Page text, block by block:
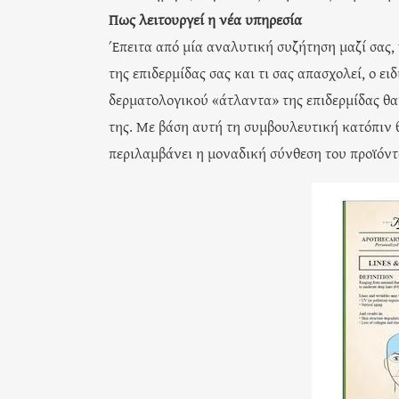
Πως λειτουργεί η νέα υπηρεσία
Έπειτα από μία αναλυτική συζήτηση μαζί σας,
της επιδερμίδας σας και τι σας απασχολεί, ο
δερματολογικού «άτλαντα» της επιδερμίδας
της. Με βάση αυτή τη συμβουλευτική κατόπιν
περιλαμβάνει η μοναδική σύνθεση του